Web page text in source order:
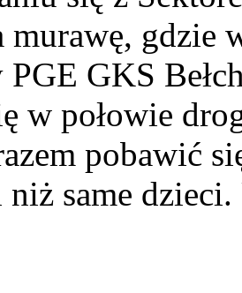
gdzie
GKS
w połowie
pobawić
same